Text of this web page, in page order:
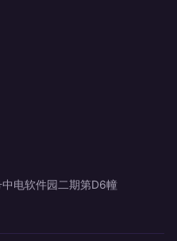
电软件园二期第D6幢